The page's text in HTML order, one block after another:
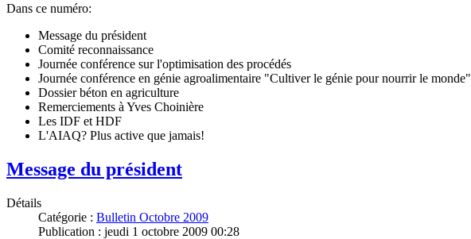
Dans ce numéro:
Message du président
Comité reconnaissance
Journée conférence sur l'optimisation des procédés
Journée conférence en génie agroalimentaire "Cultiver le génie pour nourrir le monde"
Dossier béton en agriculture
Remerciements à Yves Choinière
Les IDF et HDF
L'AIAQ? Plus active que jamais!
Message du président
Détails
Catégorie : Bulletin Octobre 2009
Publication : jeudi 1 octobre 2009 00:28